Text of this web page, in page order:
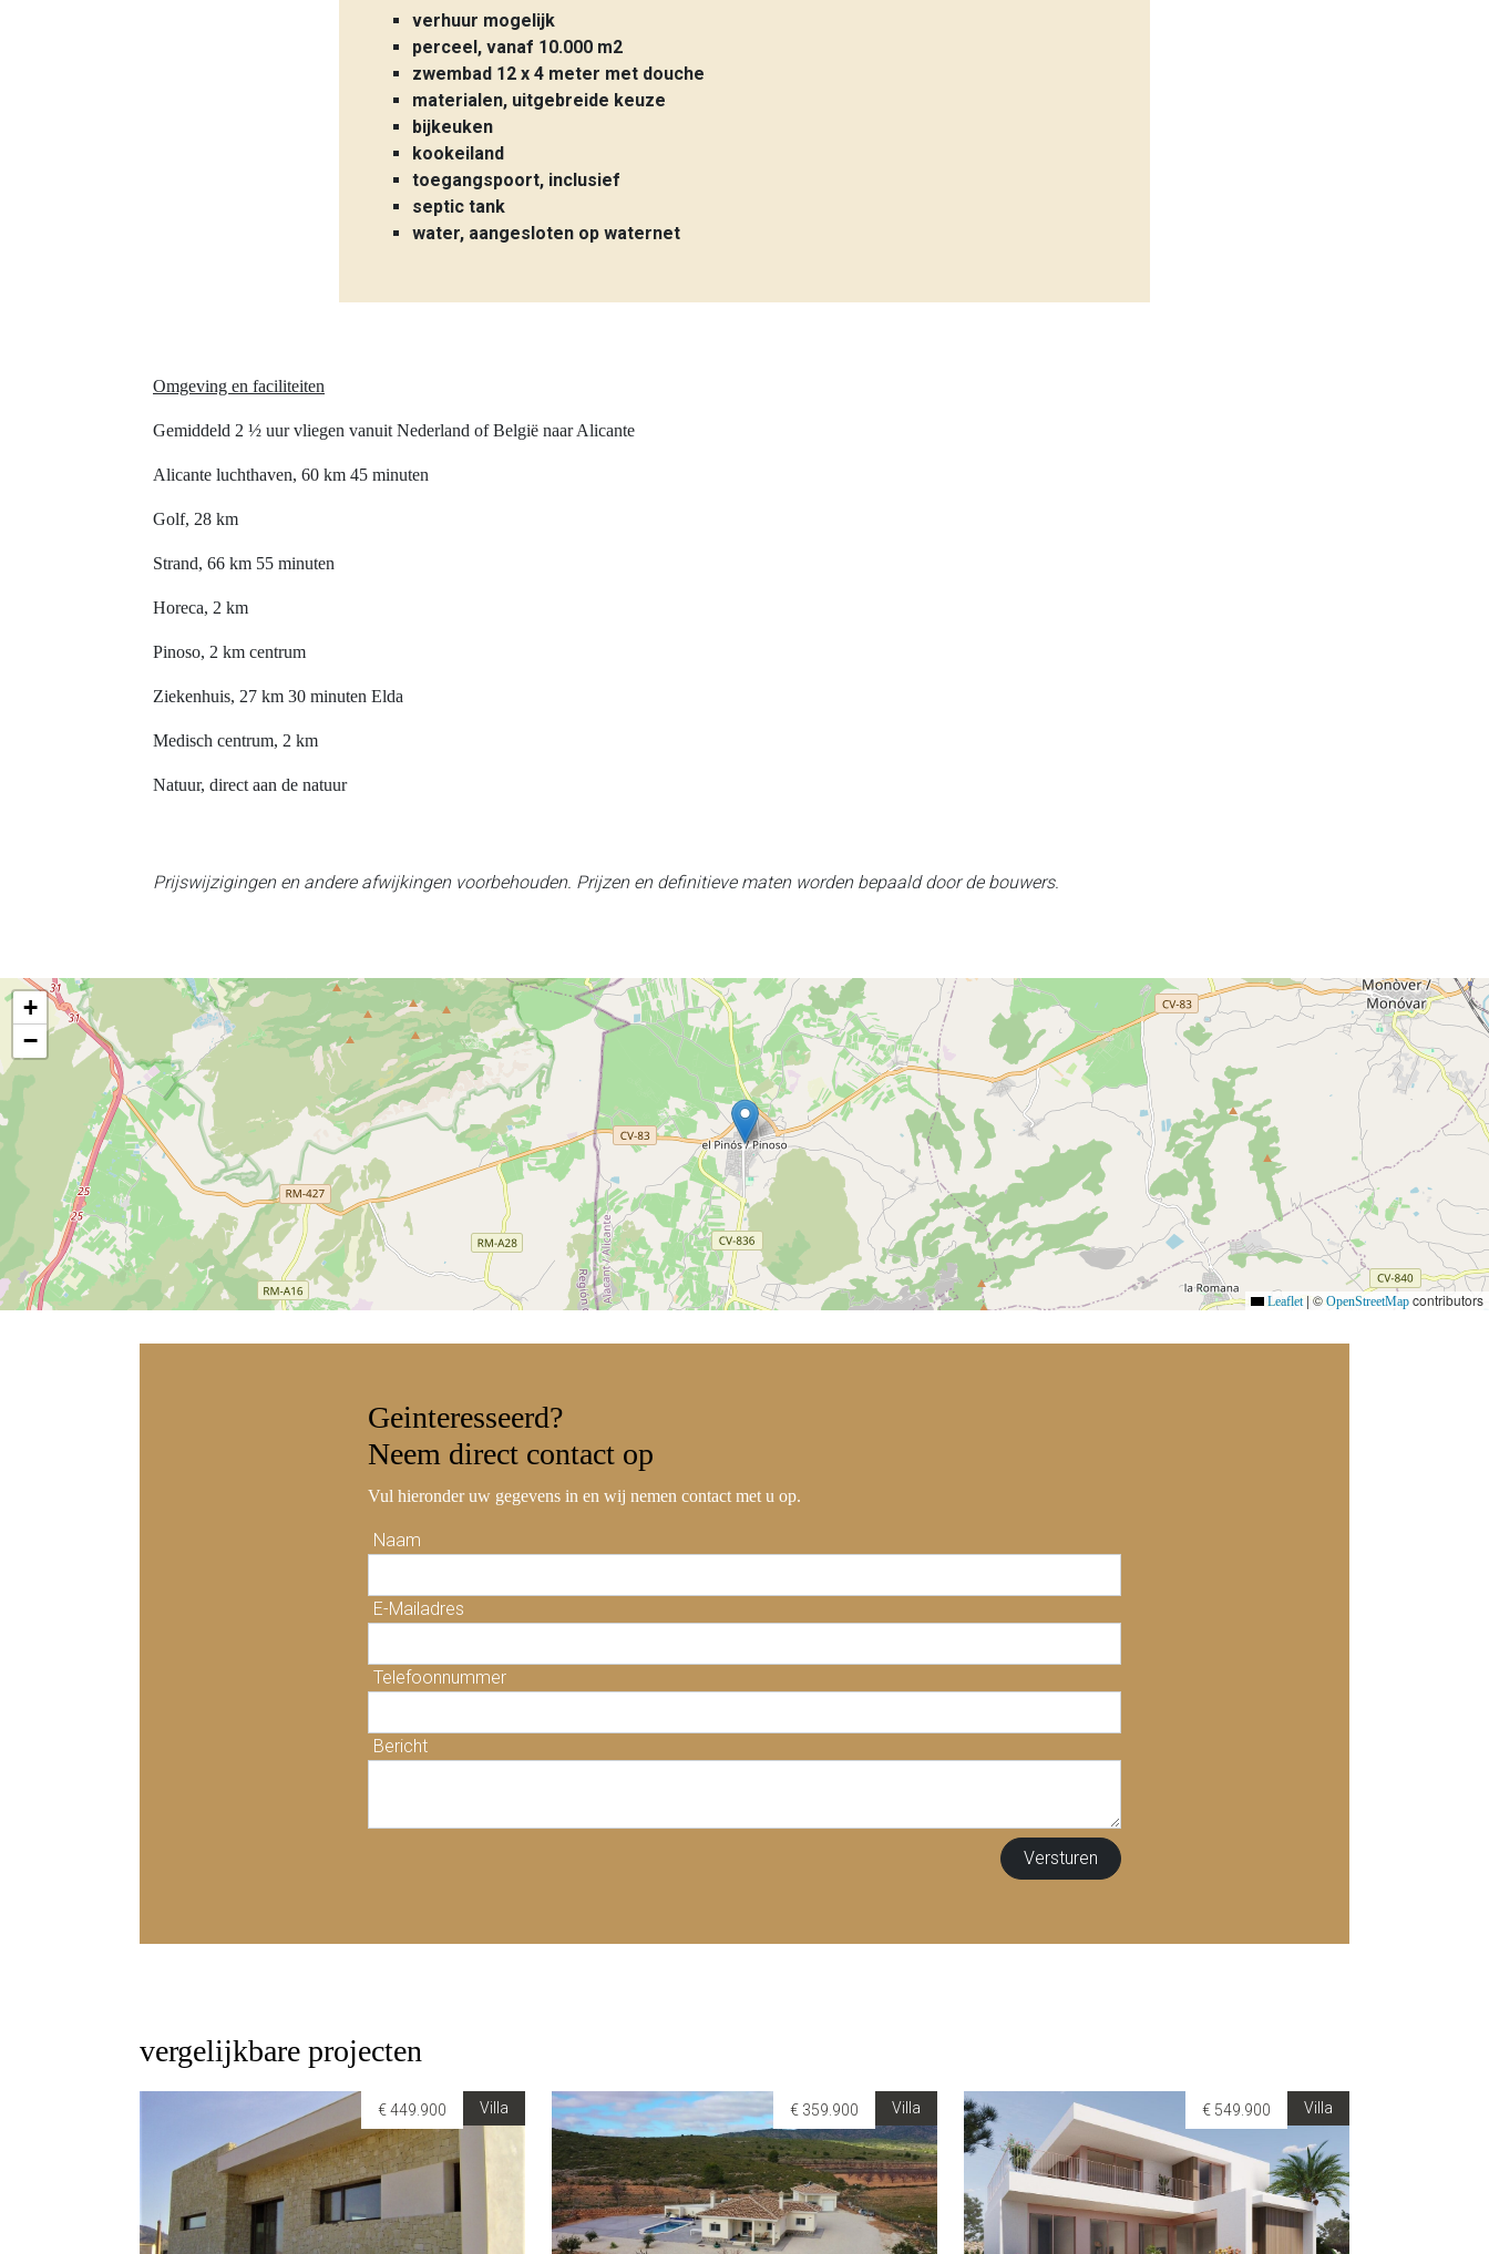
verhuur mogelijk
perceel, vanaf 10.000 m2
zwembad 12 x 4 meter met douche
materialen, uitgebreide keuze
bijkeuken
kookeiland
toegangspoort, inclusief
septic tank
water, aangesloten op waternet
Omgeving en faciliteiten
Gemiddeld 2 ½ uur vliegen vanuit Nederland of België naar Alicante
Alicante luchthaven, 60 km 45 minuten
Golf, 28 km
Strand, 66 km 55 minuten
Horeca, 2 km
Pinoso, 2 km centrum
Ziekenhuis, 27 km 30 minuten Elda
Medisch centrum, 2 km
Natuur, direct aan de natuur
Prijswijzigingen en andere afwijkingen voorbehouden. Prijzen en definitieve maten worden bepaald door de bouwers.
+
−
Leaflet | © OpenStreetMap contributors
Geinteresseerd?
Neem direct contact op
Vul hieronder uw gegevens in en wij nemen contact met u op.
Naam
E-Mailadres
Telefoonnummer
Bericht
vergelijkbare projecten
Villa
€ 449.900 Villa
€ 359.900 Villa
€ 549.900